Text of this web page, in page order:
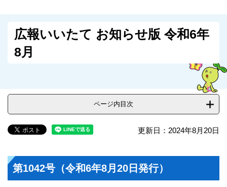
広報いいたて お知らせ版 令和6年
8月
ページ内目次
更新日：2024年8月20日
第1042号（令和6年8月20日発行）